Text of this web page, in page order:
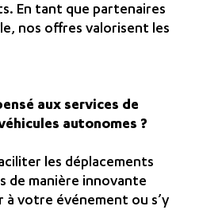
En tant que partenaires
nos offres valorisent les
aux services de
autonomes ?
les déplacements
de manière innovante
à votre événement ou s’y